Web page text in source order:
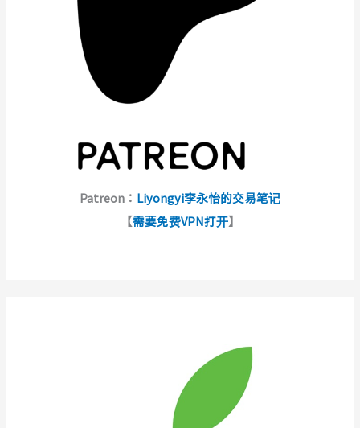
Patreon： Liyongyi李永怡的交易笔记
【需要免费VPN打开】